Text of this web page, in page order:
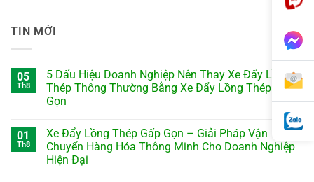
TIN MỚI
05
Th8
5 Dấu Hiệu Doanh Nghiệp Nên Thay Xe Đẩy Lồng
Thép Thông Thường Bằng Xe Đẩy Lồng Thép Gấp
Gọn
01
Th8
Xe Đẩy Lồng Thép Gấp Gọn – Giải Pháp Vận
Chuyển Hàng Hóa Thông Minh Cho Doanh Nghiệp
Hiện Đại